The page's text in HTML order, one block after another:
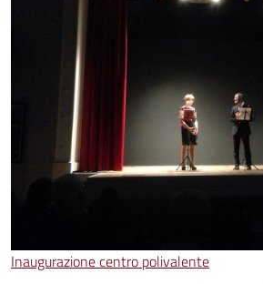
Inaugurazione centro polivalente